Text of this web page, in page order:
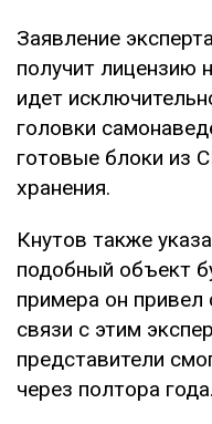
Заявление
получит лицензию
идет
головки
готовые блоки из
хранения.
Кнутов также
подобный объект
примера он привел
связи с этим
представители
через полтора года.